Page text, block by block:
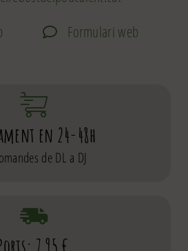
Formulari web
en 24-48h
de DL a DJ